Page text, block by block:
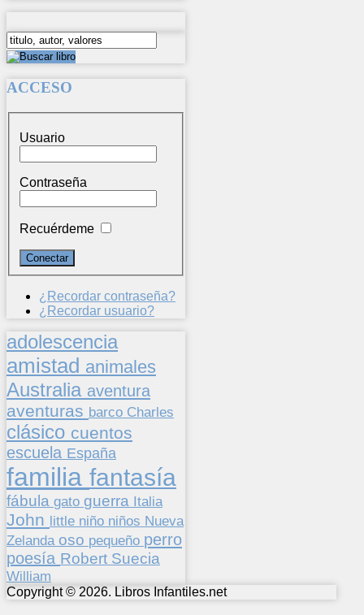
ACCESO
Usuario
Contraseña
Recuérdeme
¿Recordar contraseña?
¿Recordar usuario?
adolescencia
amistad animales
Australia aventura
aventuras barco Charles
clásico cuentos
escuela España
familia fantasía
fábula gato guerra Italia
John little niño niños Nueva
Zelanda oso pequeño perro
poesía Robert Suecia
William
Copyright © 2026. Libros Infantiles.net